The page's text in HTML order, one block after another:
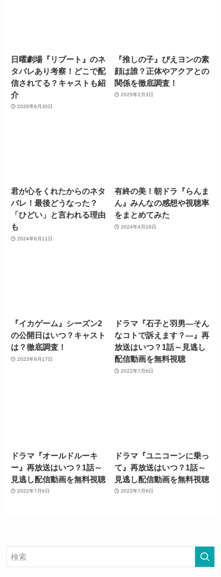
日曜劇場『リブート』のネ
タバレあり考察！どこで配
信されてる？キャストも紹
介
2026年6月30日
『推しの子』ぴえヨンの素
顔は誰？正体やアクアとの
関係を徹底調査！
2025年2月3日
君が心をくれたからのネタ
バレ！最後どうなった？
「ひどい」と言われる理由
も
2024年6月11日
有終の美！朝ドラ『らんま
ん』みんなの感想や視聴率
をまとめてみた
2024年4月19日
『イカゲーム』シーズン2
の公開日はいつ？キャスト
は？徹底調査！
2023年9月17日
ドラマ『石子と羽男―そん
なコトで訴えます？―』再
放送はいつ？1話～見逃し
配信動画を無料視聴
2022年7月6日
ドラマ『オールドルーキ
ー』再放送はいつ？1話～
見逃し配信動画を無料視聴
2022年7月6日
ドラマ『ユニコーンに乗っ
て』再放送はいつ？1話～
見逃し配信動画を無料視聴
2022年7月6日